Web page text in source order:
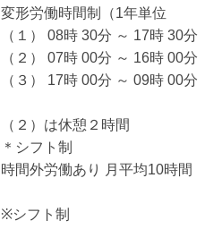
変形労働時間制（1年単位
（１） 08時 30分 ～ 17時 30分
（２） 07時 00分 ～ 16時 00分
（３） 17時 00分 ～ 09時 00分
（２）は休憩２時間
＊シフト制
時間外労働あり 月平均10時間
※シフト制